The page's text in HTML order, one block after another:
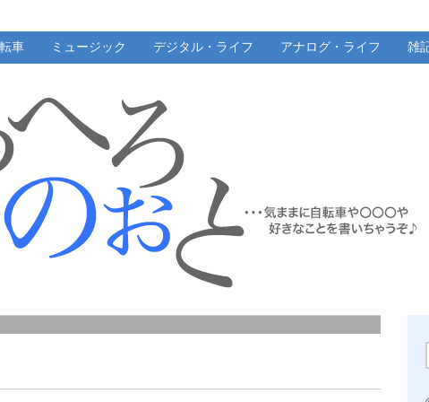
車 ミュージック デジタル・ライフ アナログ・ライフ 雑